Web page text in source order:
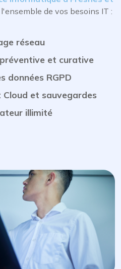
de vos besoins IT :
réseau
et curative
données RGPD
Cloud et sauvegardes
illimité